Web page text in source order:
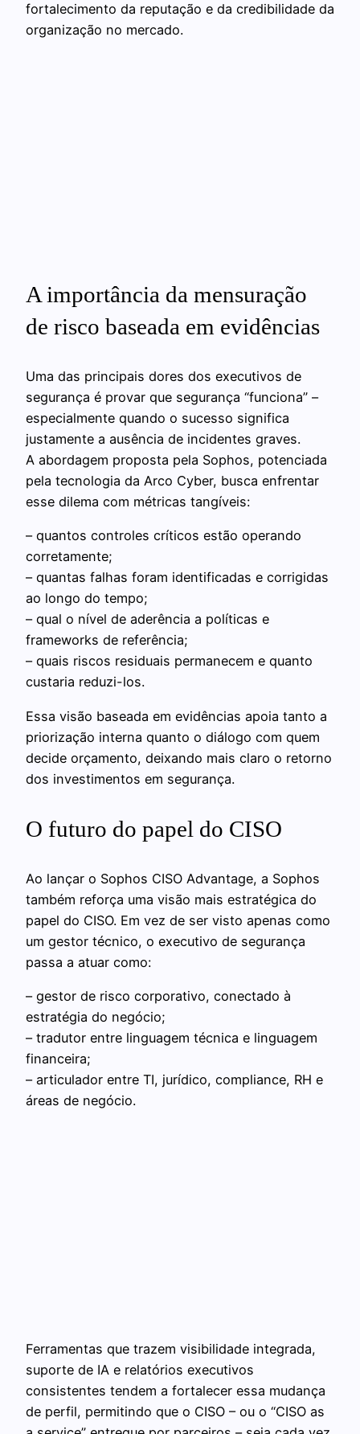
fortalecimento da reputação e da credibilidade da
organização no mercado.
A importância da mensuração
de risco baseada em evidências
Uma das principais dores dos executivos de
segurança é provar que segurança “funciona” –
especialmente quando o sucesso significa
justamente a ausência de incidentes graves.
A abordagem proposta pela Sophos, potenciada
pela tecnologia da Arco Cyber, busca enfrentar
esse dilema com métricas tangíveis:
– quantos controles críticos estão operando
corretamente;
– quantas falhas foram identificadas e corrigidas
ao longo do tempo;
– qual o nível de aderência a políticas e
frameworks de referência;
– quais riscos residuais permanecem e quanto
custaria reduzi-los.
Essa visão baseada em evidências apoia tanto a
priorização interna quanto o diálogo com quem
decide orçamento, deixando mais claro o retorno
dos investimentos em segurança.
O futuro do papel do CISO
Ao lançar o Sophos CISO Advantage, a Sophos
também reforça uma visão mais estratégica do
papel do CISO. Em vez de ser visto apenas como
um gestor técnico, o executivo de segurança
passa a atuar como:
– gestor de risco corporativo, conectado à
estratégia do negócio;
– tradutor entre linguagem técnica e linguagem
financeira;
– articulador entre TI, jurídico, compliance, RH e
áreas de negócio.
Ferramentas que trazem visibilidade integrada,
suporte de IA e relatórios executivos
consistentes tendem a fortalecer essa mudança
de perfil, permitindo que o CISO – ou o “CISO as